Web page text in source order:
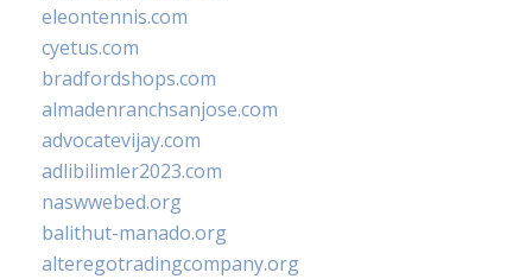
eleontennis.com
cyetus.com
bradfordshops.com
almadenranchsanjose.com
advocatevijay.com
adlibilimler2023.com
naswwebed.org
balithut-manado.org
alteregotradingcompany.org